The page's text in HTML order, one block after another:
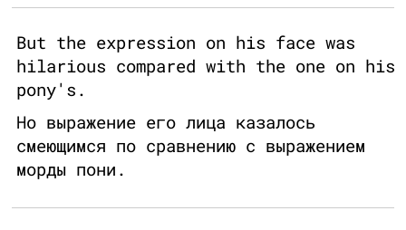
But the expression on his face was
hilarious compared with the one on his
pony's.
Но выражение его лица казалось
смеющимся по сравнению с выражением
морды пони.